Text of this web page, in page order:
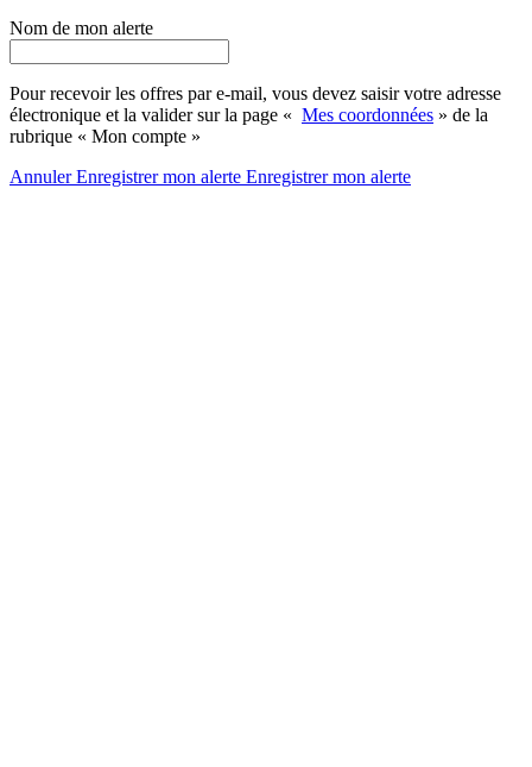
Nom de mon alerte
Pour recevoir les offres par e-mail, vous devez saisir votre adresse
électronique et la valider sur la page « Mes coordonnées » de la
rubrique « Mon compte »
AnnulerEnregistrer mon alerte Enregistrermon alerte